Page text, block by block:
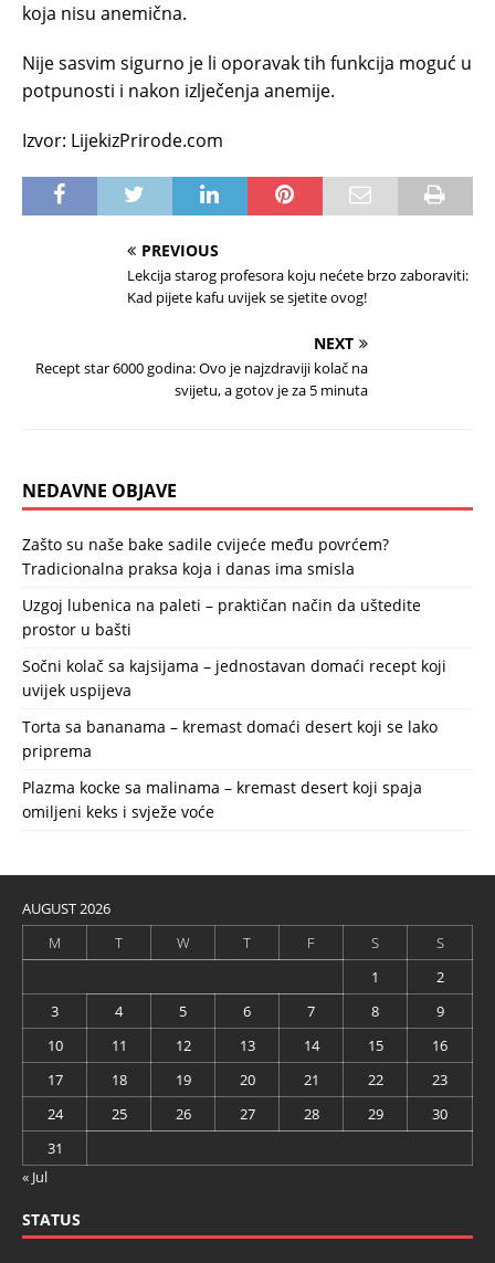
koja nisu anemična.
Nije sasvim sigurno je li oporavak tih funkcija moguć u
potpunosti i nakon izlječenja anemije.
Izvor: LijekizPrirode.com
PREVIOUS
Lekcija starog profesora koju nećete brzo zaboraviti:
Kad pijete kafu uvijek se sjetite ovog!
NEXT
Recept star 6000 godina: Ovo je najzdraviji kolač na
svijetu, a gotov je za 5 minuta
NEDAVNE OBJAVE
Zašto su naše bake sadile cvijeće među povrćem?
Tradicionalna praksa koja i danas ima smisla
Uzgoj lubenica na paleti – praktičan način da uštedite
prostor u bašti
Sočni kolač sa kajsijama – jednostavan domaći recept koji
uvijek uspijeva
Torta sa bananama – kremast domaći desert koji se lako
priprema
Plazma kocke sa malinama – kremast desert koji spaja
omiljeni keks i svježe voće
AUGUST 2026
M
T W T F S
S
1
2
3
4 5 6 7 8
9
10
11 12 13 14 15
16
17
18 19 20 21 22
23
24
25 26 27 28 29
30
31
« Jul
STATUS